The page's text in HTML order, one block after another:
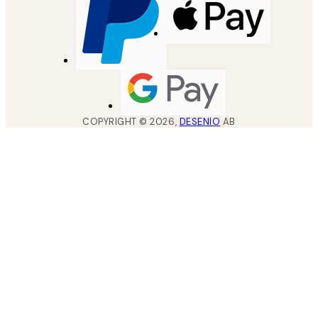
COPYRIGHT ©2026, DESENIO AB